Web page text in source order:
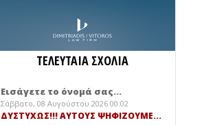
ΤΕΛΕΥΤΑΙΑ ΣΧΟΛΙΑ
Εισάγετε το όνομά σας...
Σάββατο, 08 Αυγούστου 2026 00:02
ΔΥΣΤΥΧΩΣ!!! ΑΥΤΟΥΣ ΨΗΦΙΖΟΥΜΕ...